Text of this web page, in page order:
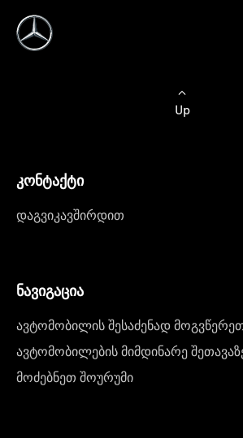
Up
კონტაქტი
დაგვიკავშირდით
ნავიგაცია
ავტომობილის შესაძენად
ავტომობილების მიმდინარე
მოძებნეთ შოურუმი